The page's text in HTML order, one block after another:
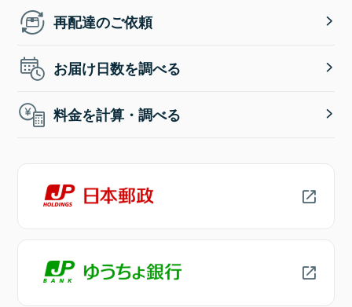
再配達のご依頼
お届け日数を調べる
料金を計算・調べる